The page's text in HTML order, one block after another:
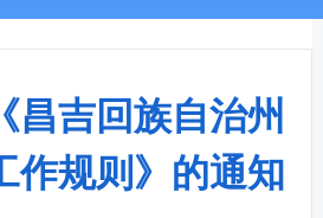
昌吉回族自治州
作规则》的通知